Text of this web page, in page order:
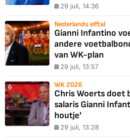
29 juli, 14:36
Nederlands elftal
Gianni Infantino
andere
van WK-plan
29 juli, 13:57
WK 2026
Chris Woerts doet
salaris Gianni
houtje'
29 juli, 13:28